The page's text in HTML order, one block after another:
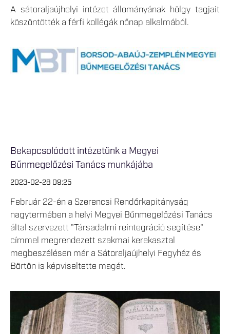
A sátoraljaújhelyi intézet állományának hölgy tagjait
köszöntötték a férfi kollégák nőnap alkalmából.
Bekapcsolódott intézetünk a Megyei
Bűnmegelőzési Tanács munkájába
2023-02-28 09:25
Február 22-én a Szerencsi Rendőrkapitányság
nagytermében a helyi Megyei Bűnmegelőzési Tanács
által szervezett "Társadalmi reintegráció segítése"
címmel megrendezett szakmai kerekasztal
megbeszélésen már a Sátoraljaújhelyi Fegyház és
Börtön is képviseltette magát.